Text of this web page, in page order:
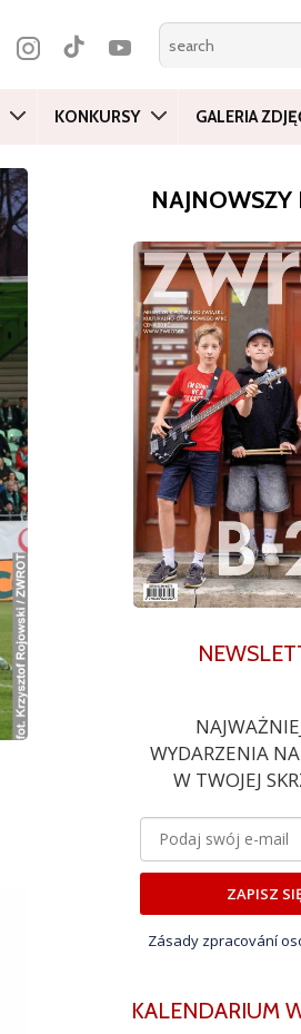
KONKURSY GALERIA
WYDARZENIA
W TWOJEJ
ZAPISZ
Zásady zpracování
KALENDARIUM